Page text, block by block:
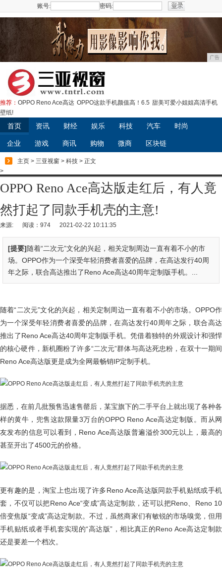
账号: 密码:
广告
推荐： OPPO Reno Ace高达 OPPO这款手机颜值高！6.5 甜美可爱小姐姐高清手机
壁纸!
首页 资讯 财经 娱乐 科技 汽车 时尚
企业 游戏 商讯 购物 微商 区块链
主页 > 三亚视窗 > 科技 > 正文
>
OPPO Reno Ace高达版走红后，有人竟
然打起了同款手机壳的主意!
来源: 阅读：974 2021-02-22 10:11:35
[提要]随着“二次元”文化的兴起，相关定制周边一直有着不小的市
场。OPPO作为一个深受年轻消费者喜爱的品牌，在高达发行40周
年之际，联合高达推出了Reno Ace高达40周年定制版手机。...
随着“二次元”文化的兴起，相关定制周边一直有着不小的市场。OPPO作
为一个深受年轻消费者喜爱的品牌，在高达发行40周年之际，联合高达
推出了Reno Ace高达40周年定制版手机。凭借着独特的外观设计和强悍
的核心硬件，新机圈粉了许多“二次元”群体与高达死忠粉，在双十一期间
Reno Ace高达版更是成为全网最畅销IP定制手机。
据悉，在前几批预售迅速售罄后，某宝旗下的二手平台上就出现了各种各
样的黄牛，兜售这款限量3万台的OPPO Reno Ace高达定制版。而从网
友发布的信息可以看到，Reno Ace高达版普遍溢价300元以上，最高的
甚至开出了4500元的价格。
更有趣的是，淘宝上也出现了许多Reno Ace高达版同款手机贴纸或手机
套，不仅可以把Reno Ace“变成”高达定制款，还可以把Reno、Reno 10
倍变焦版“变成”高达定制款。不过，虽然商家们有敏锐的市场嗅觉，但用
手机贴纸或者手机套实现的“高达版”，相比真正的Reno Ace高达定制款
还是要差一个档次。